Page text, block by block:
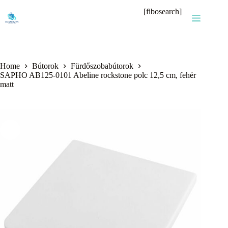
content
[fibosearch]
Home Bútorok
Fürdőszobabútorok
SAPHO AB125-0101 Abeline rockstone polc 12,5 cm, fehér
matt